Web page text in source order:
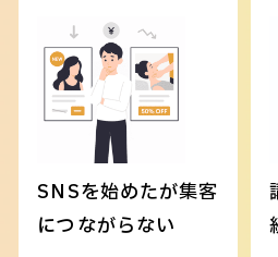
SNSを始めたが集客
につながらない